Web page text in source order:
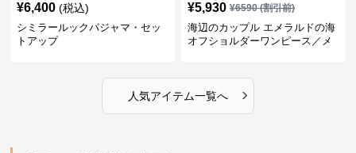
¥6,400 (税込)
シミラールックパジャマ・セッ
トアップ
¥5,930 ¥6590(割引前)
海辺のカップル エメラルドの海
オフショルダーワンピース／メ
人気アイテム一覧へ ›